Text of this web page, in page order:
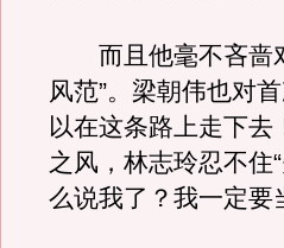
而且他毫不吝啬对
风范”。梁朝伟也对
以在这条路上走下去
之风，林志玲忍不住
么说我了？我一定要